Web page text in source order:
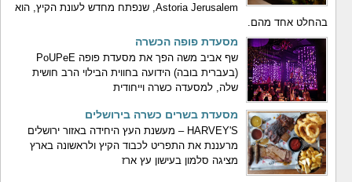
Astoria Jerusalem, שנפתח מחדש לעונת הקיץ, הוא
בהחלט אחד מהם.
מסעדת פופה הכשרה
שף אביב משה הפך את מסעדת פופה PoUPeE
(בעברית בובה) הידועה בחווית הבילוי הרב חושית
שלה, למסעדה כשרה וייחודית
מסעדת בשרים כשרה בירושלים
HARVEY'S – מעשנת העץ היחידה באזור ירושלים
מרעננת את התפריט לכבוד הקיץ ולראשונה בארץ
מציגה סלמון בעישון עץ ארז